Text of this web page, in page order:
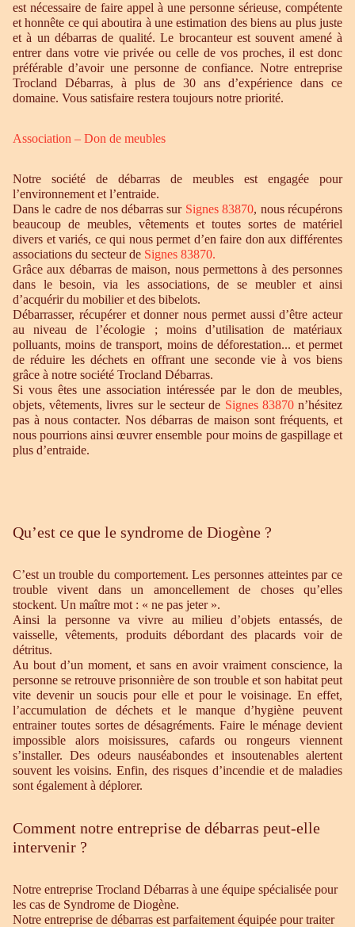
est nécessaire de faire appel à une personne sérieuse, compétente
et honnête ce qui aboutira à une estimation des biens au plus juste
et à un débarras de qualité. Le brocanteur est souvent amené à
entrer dans votre vie privée ou celle de vos proches, il est donc
préférable d’avoir une personne de confiance. Notre entreprise
Trocland Débarras, à plus de 30 ans d’expérience dans ce
domaine. Vous satisfaire restera toujours notre priorité.
Association – Don de meubles
Notre société de débarras de meubles est engagée pour
l’environnement et l’entraide.
Dans le cadre de nos débarras sur Signes 83870, nous récupérons
beaucoup de meubles, vêtements et toutes sortes de matériel
divers et variés, ce qui nous permet d’en faire don aux différentes
associations du secteur de Signes 83870.
Grâce aux débarras de maison, nous permettons à des personnes
dans le besoin, via les associations, de se meubler et ainsi
d’acquérir du mobilier et des bibelots.
Débarrasser, récupérer et donner nous permet aussi d’être acteur
au niveau de l’écologie ; moins d’utilisation de matériaux
polluants, moins de transport, moins de déforestation... et permet
de réduire les déchets en offrant une seconde vie à vos biens
grâce à notre société Trocland Débarras.
Si vous êtes une association intéressée par le don de meubles,
objets, vêtements, livres sur le secteur de Signes 83870n’hésitez
pas à nous contacter. Nos débarras de maison sont fréquents, et
nous pourrions ainsi œuvrer ensemble pour moins de gaspillage et
plus d’entraide.
Qu’est ce que le syndrome de Diogène ?
C’est un trouble du comportement. Les personnes atteintes par ce
trouble vivent dans un amoncellement de choses qu’elles
stockent. Un maître mot : « ne pas jeter ».
Ainsi la personne va vivre au milieu d’objets entassés, de
vaisselle, vêtements, produits débordant des placards voir de
détritus.
Au bout d’un moment, et sans en avoir vraiment conscience, la
personne se retrouve prisonnière de son trouble et son habitat peut
vite devenir un soucis pour elle et pour le voisinage. En effet,
l’accumulation de déchets et le manque d’hygiène peuvent
entrainer toutes sortes de désagréments. Faire le ménage devient
impossible alors moisissures, cafards ou rongeurs viennent
s’installer. Des odeurs nauséabondes et insoutenables alertent
souvent les voisins. Enfin, des risques d’incendie et de maladies
sont également à déplorer.
Comment notre entreprise de débarras peut-elle
intervenir ?
Notre entreprise Trocland Débarras à une équipe spécialisée pour
les cas de Syndrome de Diogène.
Notre entreprise de débarras est parfaitement équipée pour traiter